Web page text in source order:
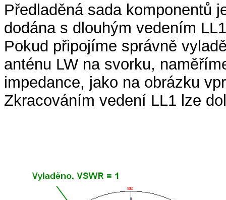
Předladěná sada komponentů
dodána s dlouhým vedením
Pokud připojíme správně
anténu LW na svorku,
impedance, jako na obrázku
Zkracováním vedení LL1 lze